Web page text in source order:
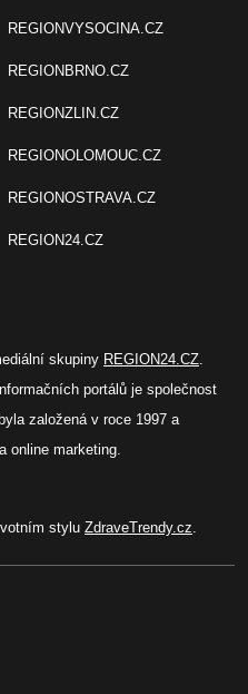
REGIONVYSOCINA.CZ
REGIONBRNO.CZ
REGIONZLIN.CZ
REGIONOLOMOUC.CZ
REGIONOSTRAVA.CZ
REGION24.CZ
skupiny REGION24.CZ.
portálů je společnost
založená v roce 1997 a
online marketing.
stylu ZdraveTrendy.cz.